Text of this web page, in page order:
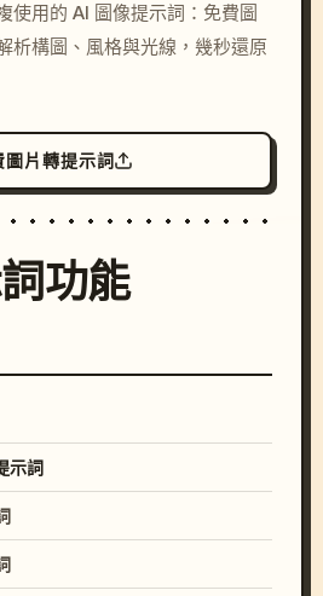
c, cyberpunk sunset, neon
colors, 8k --v 6.0
使用的 AI 圖像提示詞：免費圖
析構圖、風格與光線，幾秒還原
圖片轉提示詞
功能
示詞